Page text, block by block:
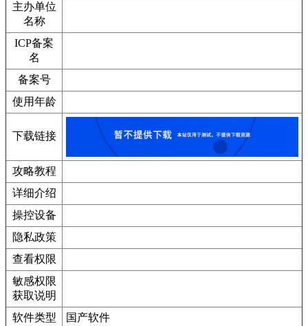
主办单位
名称
ICP备案
名
备案号
使用年龄
下载链接
攻略教程
详细介绍
操控设备
隐私政策
查看权限
敏感权限
获取说明
软件类型
国产软件